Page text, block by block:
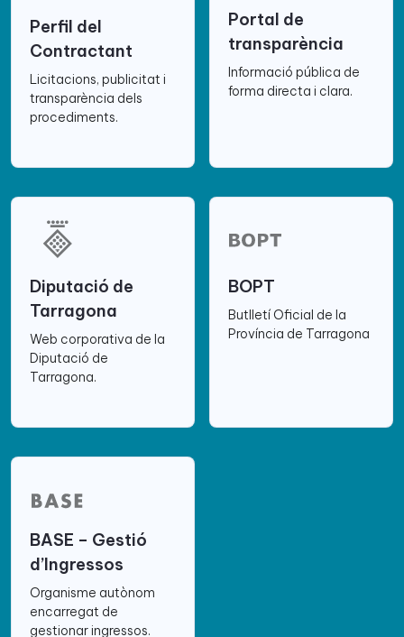
Perfil del
Contractant
Licitacions, publicitat i
transparència dels
procediments.
Portal de
transparència
Informació pública de
forma directa i clara.
Diputació de
Tarragona
Web corporativa de la
Diputació de
Tarragona.
BOPT
Butlletí Oficial de la
Província de Tarragona
BASE – Gestió
d’Ingressos
Organisme autònom
encarregat de
gestionar ingressos.